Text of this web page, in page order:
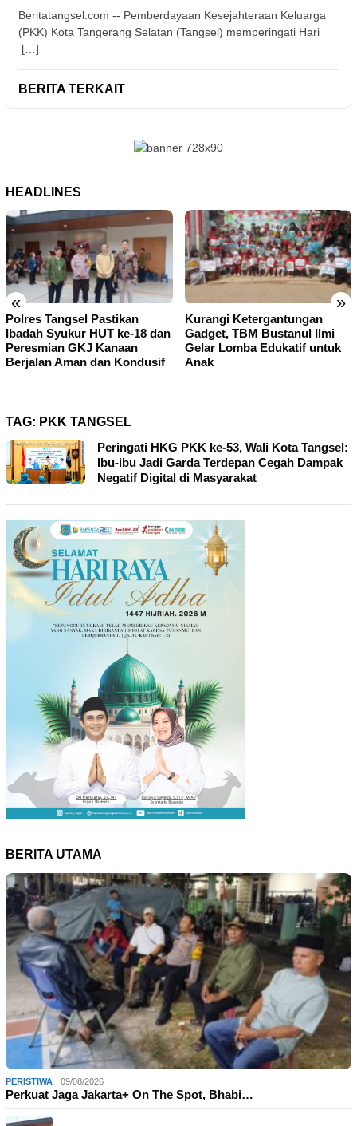
Beritatangsel.com -- Pemberdayaan Kesejahteraan Keluarga
(PKK) Kota Tangerang Selatan (Tangsel) memperingati Hari
[…]
BERITA TERKAIT
HEADLINES
« »
Polres Tangsel Pastikan
Ibadah Syukur HUT ke-18 dan
Peresmian GKJ Kanaan
Berjalan Aman dan Kondusif
Kurangi Ketergantungan
Gadget, TBM Bustanul Ilmi
Gelar Lomba Edukatif untuk
Anak
TAG: PKK TANGSEL
Peringati HKG PKK ke-53, Wali Kota Tangsel:
Ibu-ibu Jadi Garda Terdepan Cegah Dampak
Negatif Digital di Masyarakat
BERITA UTAMA
PERISTIWA 09/08/2026
Perkuat Jaga Jakarta+ On The Spot, Bhabi…